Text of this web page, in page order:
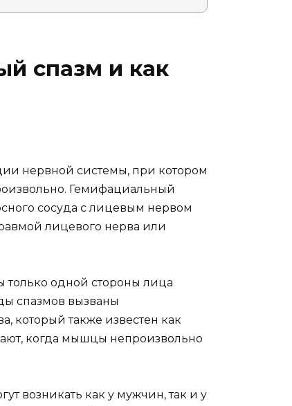
спазм и как
нервной системы, при котором
Гемифациальный
сосуда с лицевым нервом
лицевого нерва или
одной стороны лица
спазмов вызваны
который также известен как
когда мышцы непроизвольно
возникать как у мужчин, так и у